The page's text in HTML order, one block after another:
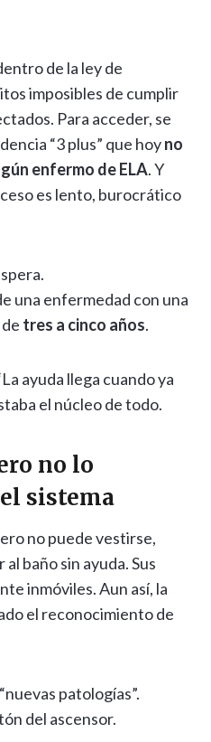
de la ley de
imposibles de cumplir
Para acceder, se
“3 plus” que hoyno
enfermo de ELA. Y
es lento, burocrático
una enfermedad con una
tres a cinco años.
ayuda llega cuando ya
el núcleo de todo.
no lo
sistema
no puede vestirse,
baño sin ayuda. Sus
inmóviles. Aun así, la
el reconocimiento de
patologías”.
del ascensor.